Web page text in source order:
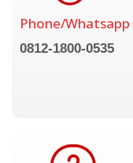
Phone/Whatsapp
0812-1800-0535